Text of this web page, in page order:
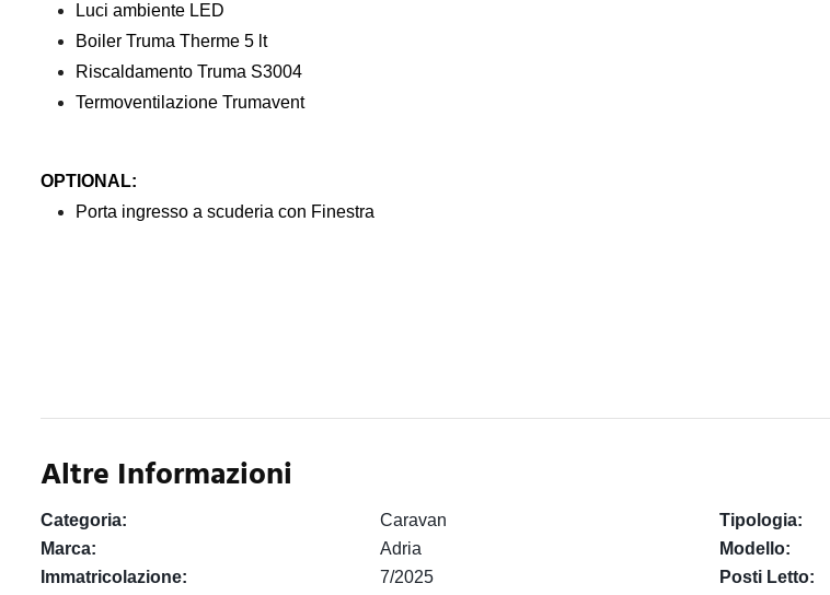
Luci ambiente LED
Boiler Truma Therme 5 lt
Riscaldamento Truma S3004
Termoventilazione Trumavent
OPTIONAL:
Porta ingresso a scuderia con Finestra
Altre Informazioni
Categoria: Caravan Tipologia:
Marca:
Adria Modello:
Immatricolazione:
7/2025 Posti Letto: